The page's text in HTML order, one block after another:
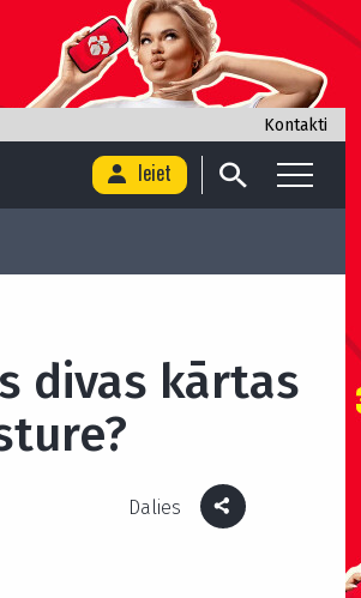
Kontakti
Ieiet
divas kārtas
Dalies